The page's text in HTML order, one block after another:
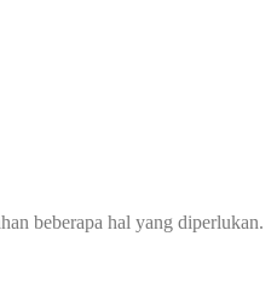
beberapa hal yang diperlukan.